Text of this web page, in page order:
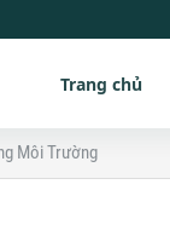
Trang chủ
Môi Trường